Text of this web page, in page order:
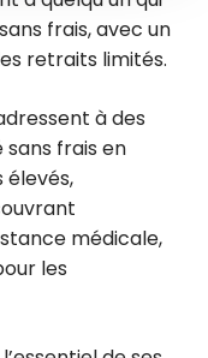
frais, avec un
retraits limités.
à des
frais en
élevés,
médicale,
les